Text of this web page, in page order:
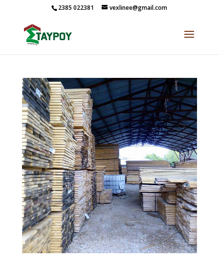
2385 022381 vexlinee@gmail.com